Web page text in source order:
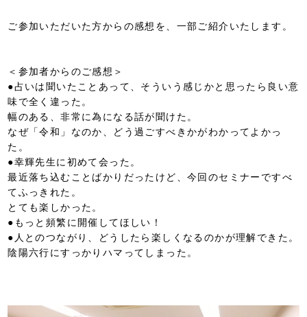
ご参加いただいた方からの感想を、一部ご紹介いたします。
＜参加者からのご感想＞
●占いは聞いたことあって、そういう感じかと思ったら良い意
味で全く違った。
幅のある、非常に為になる話が聞けた。
なぜ「令和」なのか、どう過ごすべきかがわかってよかっ
た。
●幸輝先生に初めて会った。
最近落ち込むことばかりだったけど、今回のセミナーですべ
てふっきれた。
とても楽しかった。
●もっと頻繁に開催してほしい！
●人とのつながり、どうしたら楽しくなるのかが理解できた。
陰陽六行にすっかりハマってしまった。